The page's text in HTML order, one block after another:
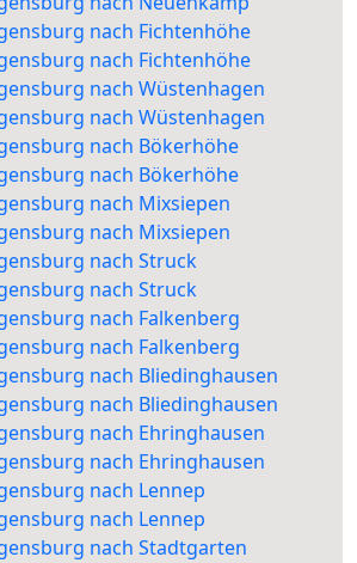
nach Fichtenhöhe
nach Fichtenhöhe
nach Wüstenhagen
nach Wüstenhagen
nach Bökerhöhe
nach Bökerhöhe
nach Mixsiepen
nach Mixsiepen
nach Struck
nach Struck
nach Falkenberg
nach Falkenberg
nach Bliedinghausen
nach Bliedinghausen
nach Ehringhausen
nach Ehringhausen
nach Lennep
nach Lennep
nach Stadtgarten